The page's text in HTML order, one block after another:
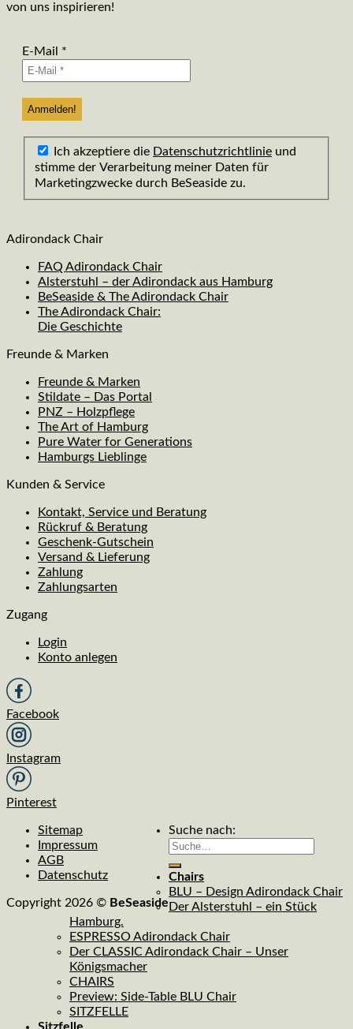
von uns inspirieren!
E-Mail *
Ich akzeptiere die Datenschutzrichtlinie und
stimme der Verarbeitung meiner Daten für
Marketingzwecke durch BeSeaside zu.
Adirondack Chair
FAQ Adirondack Chair
Alsterstuhl – der Adirondack aus Hamburg
BeSeaside & The Adirondack Chair
The Adirondack Chair:
Die Geschichte
Freunde & Marken
Freunde & Marken
Stildate – Das Portal
PNZ – Holzpflege
The Art of Hamburg
Pure Water for Generations
Hamburgs Lieblinge
Kunden & Service
Kontakt, Service und Beratung
Rückruf & Beratung
Geschenk-Gutschein
Versand & Lieferung
Zahlung
Zahlungsarten
Zugang
Login
Konto anlegen
Facebook
Instagram
Pinterest
Sitemap
Impressum
AGB
Datenschutz
Copyright 2026 © BeSeaside
Suche nach:
Chairs
BLU – Design Adirondack Chair
Der Alsterstuhl – ein Stück
Hamburg.
ESPRESSO Adirondack Chair
Der CLASSIC Adirondack Chair – Unser
Königsmacher
CHAIRS
Preview: Side-Table BLU Chair
SITZFELLE